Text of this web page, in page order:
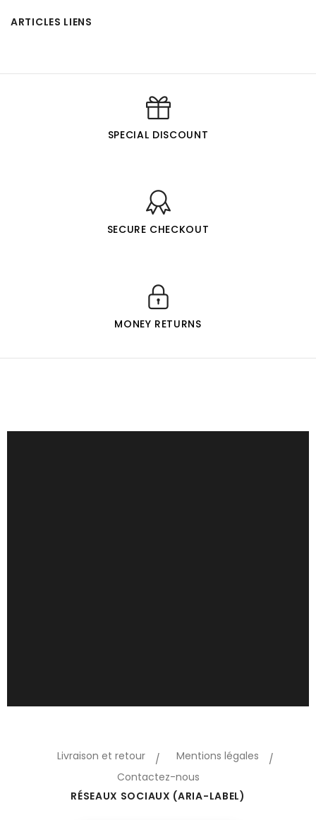
ARTICLES LIENS
SPECIAL DISCOUNT
SECURE CHECKOUT
MONEY RETURNS
Livraison et retour
Mentions légales
Contactez-nous
RÉSEAUX SOCIAUX (ARIA-LABEL)